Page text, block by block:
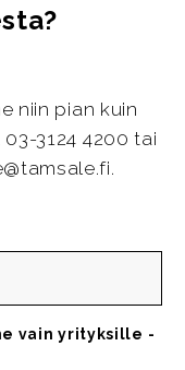
niin pian kuin
3124 4200 tai
vain yrityksille -